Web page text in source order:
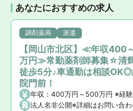
あなたにおすすめの求人
調剤薬局 派遣
【岡山市北区】≪年収400
万円≫常勤薬剤師募集☆清
徒歩5分♪車通勤は相談
院門前！
法人名非公開※詳細はお問い合